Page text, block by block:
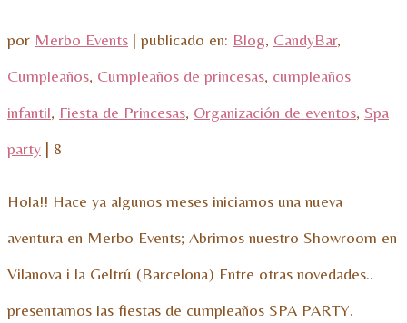
por Merbo Events | publicado en: Blog, CandyBar,
Cumpleaños, Cumpleaños de princesas, cumpleaños
infantil, Fiesta de Princesas, Organización de eventos, Spa
party | 8
Hola!! Hace ya algunos meses iniciamos una nueva
aventura en Merbo Events; Abrimos nuestro Showroom en
Vilanova i la Geltrú (Barcelona) Entre otras novedades..
presentamos las fiestas de cumpleaños SPA PARTY.